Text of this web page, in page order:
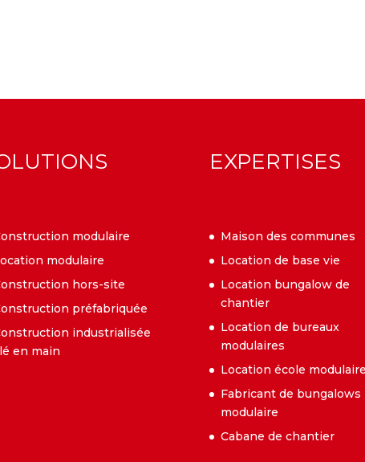
modulaire
modulaire
hors-site
préfabriquée
industrialisée
en main
EXPERTISES
Maison des communes
Location de base vie
Location bungalow de
chantier
Location de bureaux
modulaires
Location école
Fabricant de bungalows
modulaire
Cabane de chantier